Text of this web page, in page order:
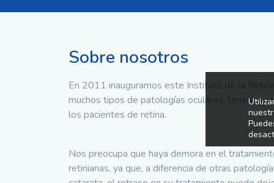
Sobre nosotros
En 2011 inauguramos este Instituto de la
muchos tipos de patologías oculares, tenemos
los pacientes de retina.
Nos preocupa que haya demora en el
retinianas, ya que, a diferencia de otras